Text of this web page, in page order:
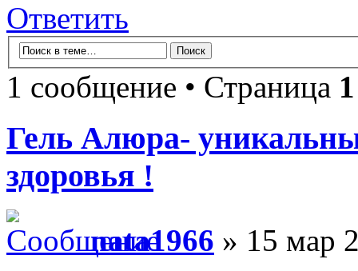
Ответить
1 сообщение • Страница 1
Гель Алюра-
здоровья !
nata1966 » 15 мар